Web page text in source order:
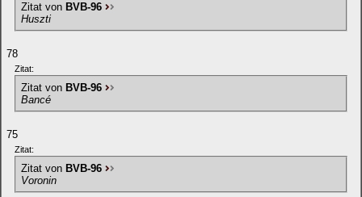
Zitat von BVB-96
Huszti
78
Zitat:
Zitat von BVB-96
Bancé
75
Zitat:
Zitat von BVB-96
Voronin